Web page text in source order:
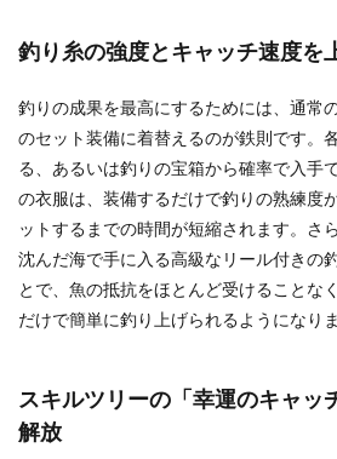
釣り糸の強度とキャッチ速度を
釣りの成果を最高にするためには、通常
のセット装備に着替えるのが鉄則です。
る、あるいは釣りの宝箱から確率で入手
の衣服は、装備するだけで釣りの熟練度
ットするまでの時間が短縮されます。さ
沈んだ海で手に入る高級なリール付きの
とで、魚の抵抗をほとんど受けることな
だけで簡単に釣り上げられるようになりま
スキルツリーの「幸運のキャッ
解放